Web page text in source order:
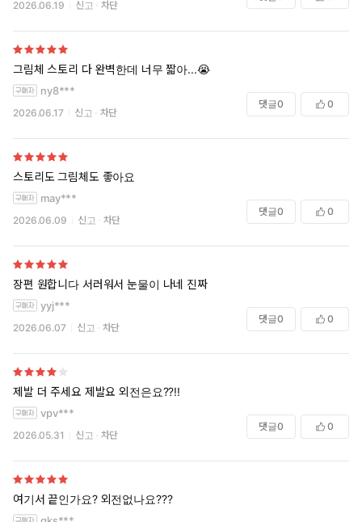
2026.06.19 신고 차단
그림체 스토리 다 완벽한데 너무 짧아...😭
ny8***
2026.06.17 신고 차단
댓글0 0
스토리도 그림체도 좋아요
may***
2026.06.09 신고 차단
댓글0 0
장편 원합니다 서러워서 눈물이 나네 진짜
yyj***
2026.06.07 신고 차단
댓글0 0
제발 더 주세요 제발요 외전은요??!!
vpv***
2026.05.31 신고 차단
댓글0 0
여기서 끝인가요? 외전없나요???